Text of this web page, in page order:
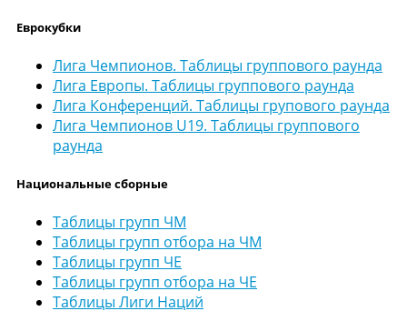
Еврокубки
Лига Чемпионов. Таблицы группового раунда
Лига Европы. Таблицы группового раунда
Лига Конференций. Таблицы групового раунда
Лига Чемпионов U19. Таблицы группового
раунда
Национальные сборные
Таблицы групп ЧМ
Таблицы групп отбора на ЧМ
Таблицы групп ЧЕ
Таблицы групп отбора на ЧЕ
Таблицы Лиги Наций